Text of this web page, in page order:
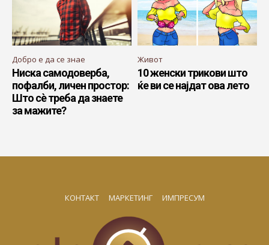
Добро е да се знае
Ниска самодоверба,
пофалби, личен простор:
Што сѐ треба да знаете
за мажите?
Живот
10 женски трикови што
ќе ви се најдат ова лето
КОНТАКТ МАРКЕТИНГ ИМПРЕСУМ